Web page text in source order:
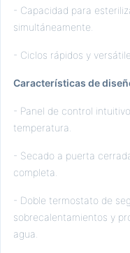
- Capacidad para
simultáneamente.
- Ciclos rápidos y
Características de
- Panel de control
temperatura.
- Secado a puerta
completa.
- Doble termostato de
sobrecalentamientos y
agua.